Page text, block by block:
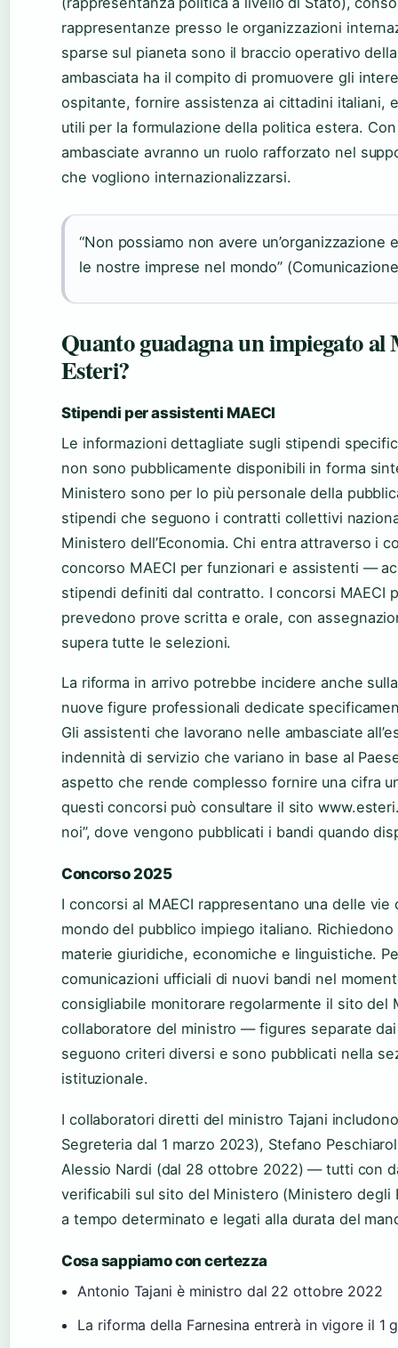
rappresentanze presso le organizzazioni
sparse sul pianeta sono il braccio operativo
ambasciata ha il compito di promuovere gli
ospitante, fornire assistenza ai cittadini italiani,
utili per la formulazione della politica estera.
ambasciate avranno un ruolo rafforzato nel
che vogliono internazionalizzarsi.
“Non possiamo non avere
le nostre imprese nel mondo”
Quanto guadagna un impiegato al
Esteri?
Stipendi per assistenti MAECI
Le informazioni dettagliate sugli stipendi
non sono pubblicamente disponibili in forma
Ministero sono per lo più personale della
stipendi che seguono i contratti collettivi
Ministero dell’Economia. Chi entra attraverso i
concorso MAECI per funzionari e assistenti —
stipendi definiti dal contratto. I concorsi MAECI
prevedono prove scritta e orale, con
supera tutte le selezioni.
La riforma in arrivo potrebbe incidere anche
nuove figure professionali dedicate
Gli assistenti che lavorano nelle ambasciate
indennità di servizio che variano in base al
aspetto che rende complesso fornire una cifra
questi concorsi può consultare il sito
noi”, dove vengono pubblicati i bandi quando
Concorso 2025
I concorsi al MAECI rappresentano una delle
mondo del pubblico impiego italiano.
materie giuridiche, economiche e linguistiche.
comunicazioni ufficiali di nuovi bandi nel
consigliabile monitorare regolarmente il sito del
collaboratore del ministro — figures separate
seguono criteri diversi e sono pubblicati nella
istituzionale.
I collaboratori diretti del ministro Tajani
Segreteria dal 1 marzo 2023), Stefano
Alessio Nardi (dal 28 ottobre 2022) — tutti con
verificabili sul sito del Ministero (Ministero degli
a tempo determinato e legati alla durata del
Cosa sappiamo con certezza
Antonio Tajani è ministro dal 22 ottobre 2022
La riforma della Farnesina entrerà in vigore il 1